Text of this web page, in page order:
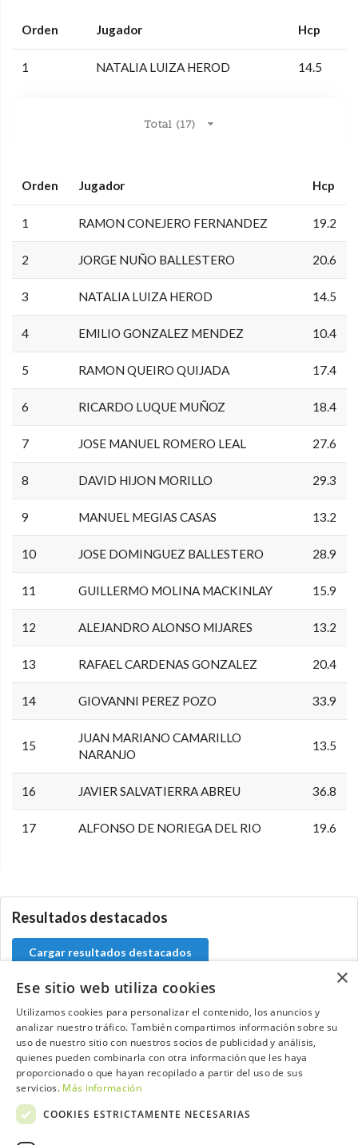
Orden Jugador Hcp
1 NATALIA LUIZA HEROD 14.5
Total (17)
Orden Jugador Hcp
1 RAMON CONEJERO FERNANDEZ 19.2
2 JORGE NUÑO BALLESTERO 20.6
3 NATALIA LUIZA HEROD 14.5
4 EMILIO GONZALEZ MENDEZ 10.4
5 RAMON QUEIRO QUIJADA 17.4
6 RICARDO LUQUE MUÑOZ 18.4
7 JOSE MANUEL ROMERO LEAL 27.6
8 DAVID HIJON MORILLO 29.3
9 MANUEL MEGIAS CASAS 13.2
10 JOSE DOMINGUEZ BALLESTERO 28.9
11 GUILLERMO MOLINA MACKINLAY 15.9
12 ALEJANDRO ALONSO MIJARES 13.2
13 RAFAEL CARDENAS GONZALEZ 20.4
14 GIOVANNI PEREZ POZO 33.9
15
JUAN MARIANO CAMARILLO
NARANJO
13.5
16 JAVIER SALVATIERRA ABREU 36.8
17 ALFONSO DE NORIEGA DEL RIO 19.6
Resultados destacados
Cargar resultados destacados
Contacta con el equipo de NextCaddy
Opina Contacta
×
Ese sitio web utiliza cookies
Utilizamos cookies para personalizar el contenido, los anuncios y
analizar nuestro tráfico. También compartimos información sobre su
uso de nuestro sitio con nuestros socios de publicidad y análisis,
quienes pueden combinarla con otra información que les haya
proporcionado o que hayan recopilado a partir del uso de sus
servicios. Más información
COOKIES ESTRICTAMENTE NECESARIAS